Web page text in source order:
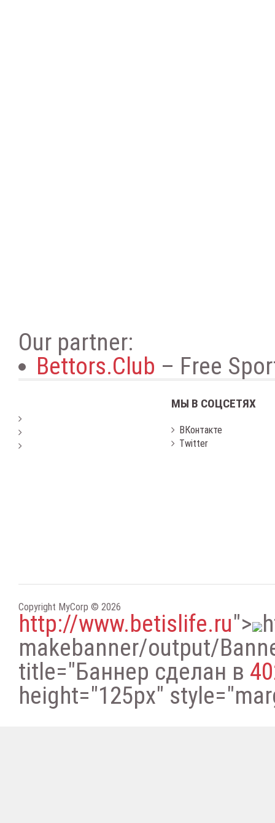
Our partner:
Bettors.Club – Free
МЫ В СОЦСЕТЯХ
ВКонтакте
Twitter
Copyright MyCorp © 2026
http://www.betislife.ru">
makebanner/output/
title="Баннер сделан в
height="125px"